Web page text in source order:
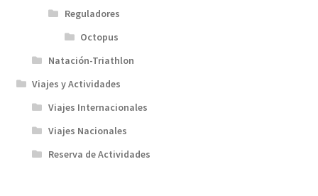
Reguladores
Octopus
Natación-Triathlon
Viajes y Actividades
Viajes Internacionales
Viajes Nacionales
Reserva de Actividades